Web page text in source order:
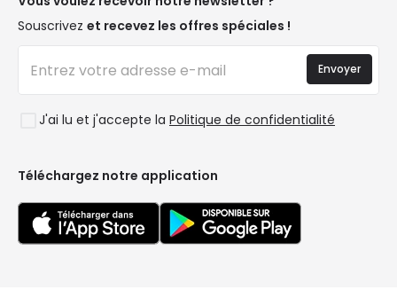
Êtes-vous un professionnel ?
Questions fréquentes (FAQ)
Éclairage pour entreprises
Espaces de vie
Styles
Collections
Tendances
LoveYouGreen
Souscrivez et recevez les offres spéciales !
J'ai lu et j'accepte la Politique de confidentialité
Envoyer
Téléchargez notre application